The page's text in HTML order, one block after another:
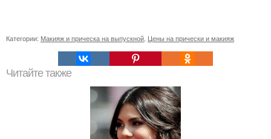
Категории: Макияж и прическа на выпускной Цены на прически и макияж
Читайте также